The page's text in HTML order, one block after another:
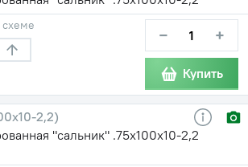
− +
Купить
2,2)
"сальник" .75х100х10-2,2